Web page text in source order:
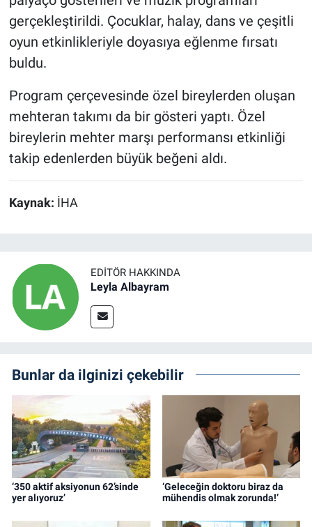
gerçekleştirildi. Çocuklar, halay, dans ve çeşitli
oyun etkinlikleriyle doyasıya eğlenme fırsatı
buldu.
Program çerçevesinde özel bireylerden oluşan
mehteran takımı da bir gösteri yaptı. Özel
bireylerin mehter marşı performansı etkinliği
takip edenlerden büyük beğeni aldı.
Kaynak: İHA
EDITÖR HAKKINDA
Leyla Albayram
Bunlar da ilginizi çekebilir
‘350 aktif aksiyonun 62’sinde
yer alıyoruz’
‘Geleceğin doktoru biraz da
mühendis olmak zorunda!’